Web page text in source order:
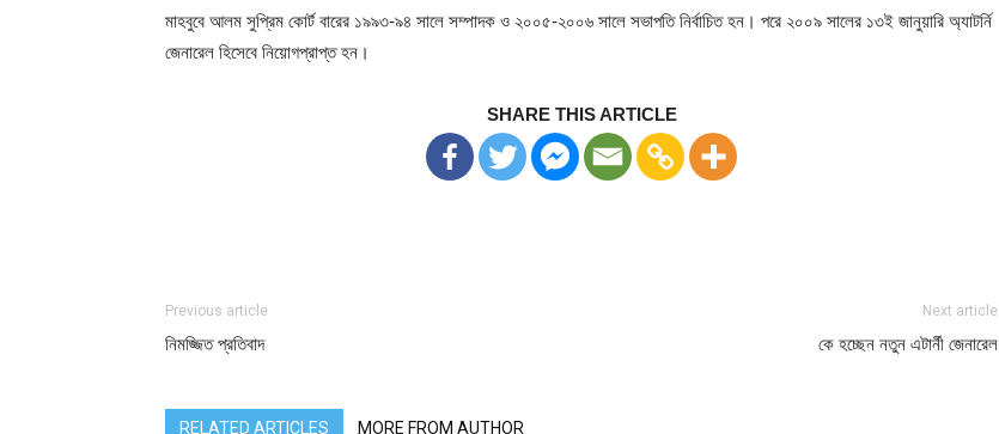
মাহবুবে আলম সুপ্রিম কোর্ট বারের ১৯৯৩-৯৪ সালে সম্পাদক ও ২০০৫-২০০৬ সালে সভাপতি নির্বাচিত হন। পরে ২০০৯ সালের ১৩ই জানুয়ারি অ্যাটর্নি
জেনারেল হিসেবে নিয়োগপ্রাপ্ত হন।
SHARE THIS ARTICLE
Previous article
নিমজ্জিত প্রতিবাদ
Next article
কে হচ্ছেন নতুন এটার্নী জেনারেল
RELATED ARTICLES MORE FROM AUTHOR